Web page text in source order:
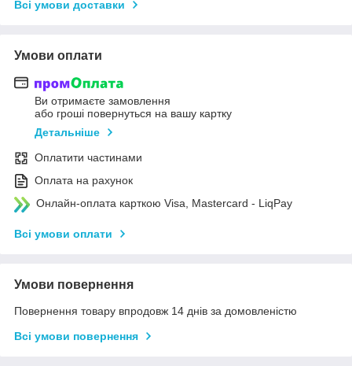
Всі умови доставки
Умови оплати
Ви отримаєте замовлення
або гроші повернуться на вашу картку
Детальніше
Оплатити частинами
Оплата на рахунок
Онлайн-оплата карткою Visa, Mastercard - LiqPay
Всі умови оплати
Умови повернення
Повернення товару впродовж 14 днів за домовленістю
Всі умови повернення